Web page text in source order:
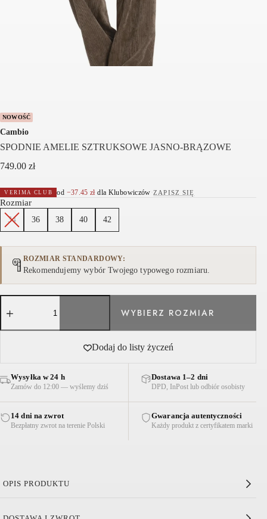
NOWOŚĆ
Cambio
SPODNIE AMELIE SZTRUKSOWE JASNO-BRĄZOWE
749.00 zł
VERIMA CLUB od −37.45złdla Klubowiczów·ZAPISZ SIĘ
Rozmiar
34 36 38 40 42
ROZMIAR STANDARDOWY
Rekomendujemy wybór Twojego typowego rozmiaru.
ilość
SPODNIE
AMELIE
SZTRUKSOWE
Dodaj do listy życzeń
Wysyłka w 24 h
Zamów do 12:00 — wyślemy dziś
Dostawa 1–2 dni
DPD, InPost lub odbiór osobisty
14 dni na zwrot
Bezpłatny zwrot na terenie Polski
Gwarancja autentyczności
Każdy produkt z certyfikatem marki
OPIS PRODUKTU